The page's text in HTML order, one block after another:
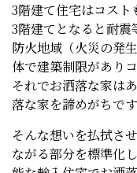
3階建て住宅はコスト
3階建てとなると耐
防火地域（火災の発
体で建築制限があり
それでお洒落な家は
落な家を諦めがちで
そんな想いを払拭さ
ながる部分を標準化